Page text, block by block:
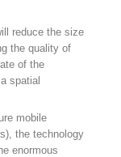
reduce the size
the quality of
of the
spatial
mobile
the technology
enormous